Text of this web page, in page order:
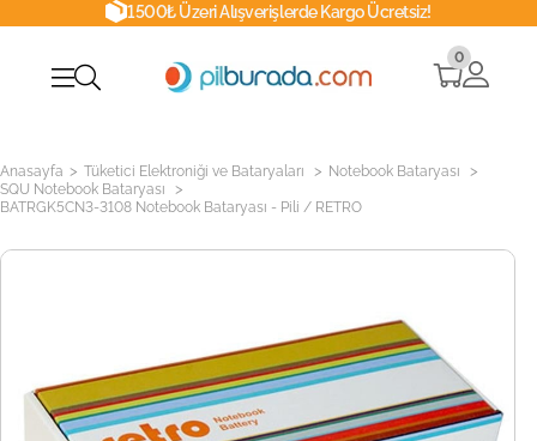
1500₺ Üzeri Alışverişlerde Kargo Ücretsiz!
0
Anasayfa > Tüketici Elektroniği ve Bataryaları > Notebook Bataryası >
SQU Notebook Bataryası >
BATRGK5CN3-3108 Notebook Bataryası - Pili / RETRO